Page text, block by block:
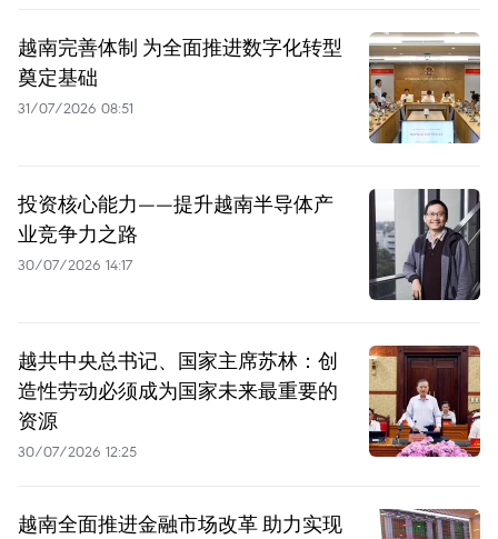
越南完善体制 为全面推进数字化转型
奠定基础
31/07/2026 08:51
投资核心能力——提升越南半导体产
业竞争力之路
30/07/2026 14:17
越共中央总书记、国家主席苏林：创
造性劳动必须成为国家未来最重要的
资源
30/07/2026 12:25
越南全面推进金融市场改革 助力实现